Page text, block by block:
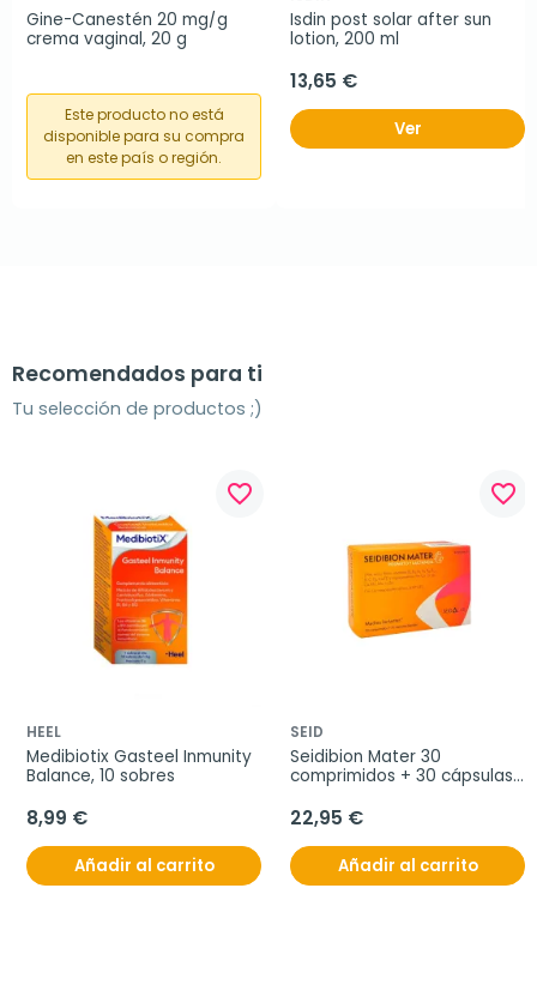
Gine-Canestén 20 mg/g
crema vaginal, 20 g
Este producto no está
disponible para su compra
en este país o región.
Isdin post solar after sun
lotion, 200 ml
13,65 €
Ver
Recomendados para ti
Tu selección de productos ;)
favorite_border
HEEL
Medibiotix Gasteel Inmunity
Balance, 10 sobres
8,99 €
Añadir al carrito
favorite_border
SEID
Seidibion Mater 30
comprimidos + 30 cápsulas
22,95 €
Añadir al carrito